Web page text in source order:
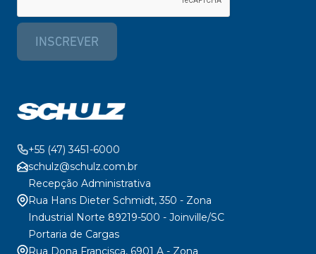
INSCREVER
+55 (47) 3451-6000
schulz@schulz.com.br
Recepção Administrativa
Rua Hans Dieter Schmidt, 350 - Zona
Industrial Norte 89219-500 - Joinville/SC
Portaria de Cargas
Rua Dona Francisca, 6901 A - Zona